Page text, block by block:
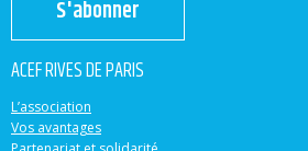
S'abonner
ACEF RIVES DE PARIS
L’association
Vos avantages